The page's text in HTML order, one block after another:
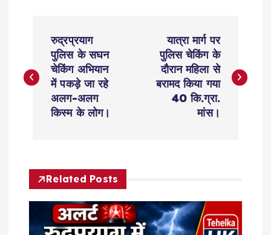
s
a
v
रुद्रप्रयाग
पुलिस के सघन
चेकिंग अभियान
में पकड़े जा रहे
अलग-अलग
किस्म के लोग।
यात्रा मार्ग पर
पुलिस चेकिंग के
दौरान महिला से
बरामद किया गया
40 कि.ग्रा.
मांस।
Related Posts